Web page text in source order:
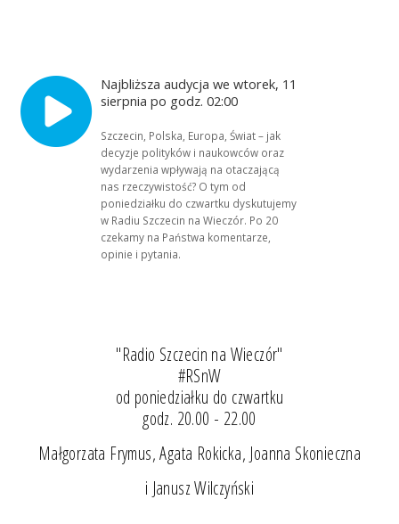
Najbliższa audycja we wtorek, 11
sierpnia po godz. 02:00
Szczecin, Polska, Europa, Świat – jak
decyzje polityków i naukowców oraz
wydarzenia wpływają na otaczającą
nas rzeczywistość? O tym od
poniedziałku do czwartku dyskutujemy
w Radiu Szczecin na Wieczór. Po 20
czekamy na Państwa komentarze,
opinie i pytania.
"Radio Szczecin na Wieczór"
#RSnW
od poniedziałku do czwartku
godz. 20.00 - 22.00
Małgorzata Frymus, Agata Rokicka, Joanna Skonieczna
i Janusz Wilczyński